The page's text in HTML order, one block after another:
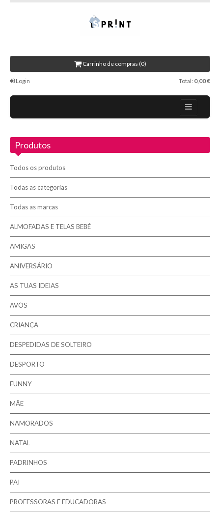
Carrinho de compras (0)
Login Total: 0,00 €
Sobre nós
Promoções
Novidades
Contactos
Pesquisar
Produtos
Todos os produtos
Todas as categorias
Todas as marcas
ALMOFADAS E TELAS BEBÉ
AMIGAS
ANIVERSÁRIO
AS TUAS IDEIAS
AVÓS
CRIANÇA
DESPEDIDAS DE SOLTEIRO
DESPORTO
FUNNY
MÃE
NAMORADOS
NATAL
PADRINHOS
PAI
PROFESSORAS E EDUCADORAS